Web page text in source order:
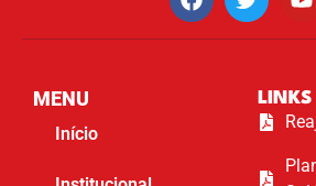
MENU
Início
LINKS